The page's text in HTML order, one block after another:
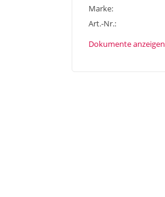
Marke:
Art.-Nr.:
Dokumente anzeigen